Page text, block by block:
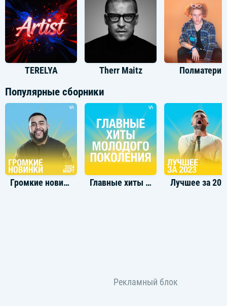
TERELYA Therr Maitz Полматери
Популярные сборники
Громкие новинки: Март 2024 Главные хиты молодого поколения Лучшее за